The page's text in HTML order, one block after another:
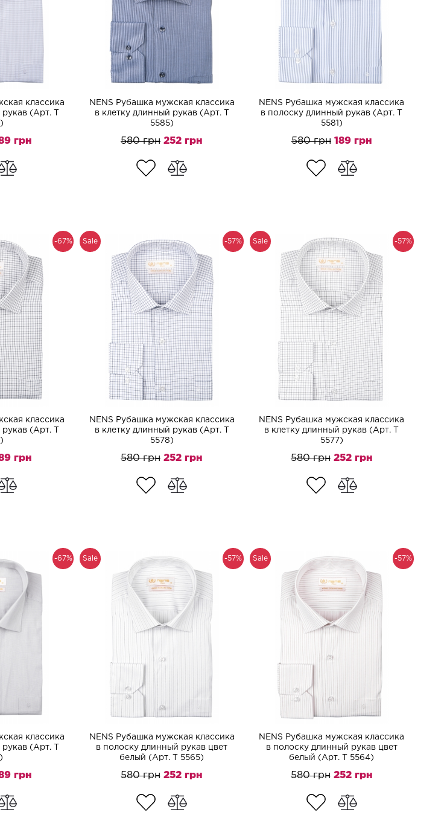
классика
(Арт. T
грн
NENS Рубашка мужская классика
в клетку длинный рукав (Арт. T
5585)
580 грн 252 грн
NENS Рубашка мужская классика
в полоску длинный рукав (Арт. T
5581)
580 грн 189 грн
-67%
классика
(Арт. T
грн
-57%
Sale
NENS Рубашка мужская классика
в клетку длинный рукав (Арт. T
5578)
580 грн 252 грн
-57%
Sale
NENS Рубашка мужская классика
в клетку длинный рукав (Арт. T
5577)
580 грн 252 грн
-67%
классика
(Арт. T
грн
-57%
Sale
NENS Рубашка мужская классика
в полоску длинный рукав цвет
белый (Арт. T 5565)
580 грн 252 грн
-57%
Sale
NENS Рубашка мужская классика
в полоску длинный рукав цвет
белый (Арт. T 5564)
580 грн 252 грн